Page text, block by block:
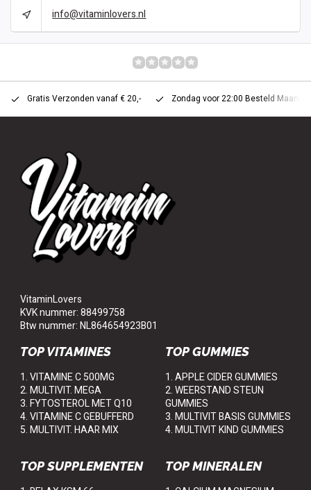
info@vitaminlovers.nl
Gratis Verzonden vanaf € 20,- Zondag voor 22:00 Besteld
VitaminLovers
KVK nummer: 88499758
Btw nummer: NL864654923B01
TOP VITAMINES
1. VITAMINE C 500MG
2. MULTIVIT. MEGA
3. FYTOSTEROL MET Q10
4. VITAMINE C GEBUFFERD
5. MULTIVIT. HAAR MIX
TOP GUMMIES
1. APPLE CIDER GUMMIES
2. WEERSTAND STEUN
GUMMIES
3. MULTIVIT BASIS GUMMIES
4. MULTIVIT KIND GUMMIES
TOP SUPPLEMENTEN
TOP MINERALEN